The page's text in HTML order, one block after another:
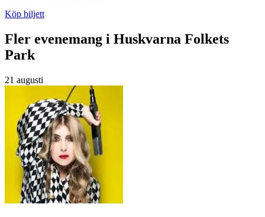
Köp biljett
Fler evenemang i Huskvarna Folkets
Park
21 augusti